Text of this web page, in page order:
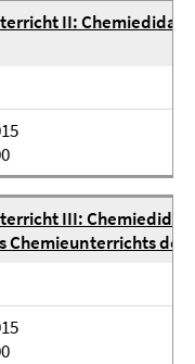
II:
III:
Chemieunterrichts der